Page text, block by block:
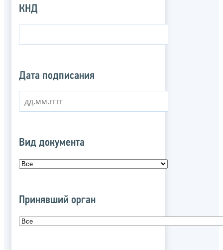
КНД
Дата подписания
Вид документа
Принявший орган